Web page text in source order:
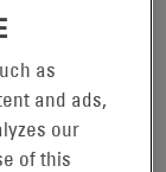
2018
as
and ads,
our
of this